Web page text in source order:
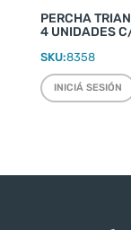
PERCHA
4 UNIDADES
SKU:8358
INICIÁ SESIÓN